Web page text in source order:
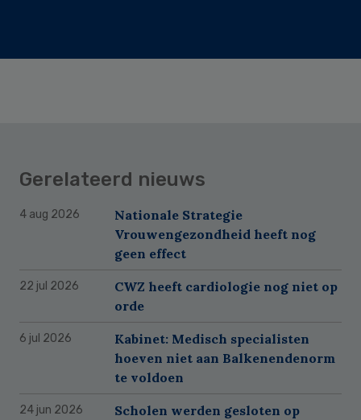
Gerelateerd nieuws
4 aug 2026
Nationale Strategie
Vrouwengezondheid heeft nog
geen effect
22 jul 2026
CWZ heeft cardiologie nog niet op
orde
6 jul 2026
Kabinet: Medisch specialisten
hoeven niet aan Balkenendenorm
te voldoen
24 jun 2026
Scholen werden gesloten op